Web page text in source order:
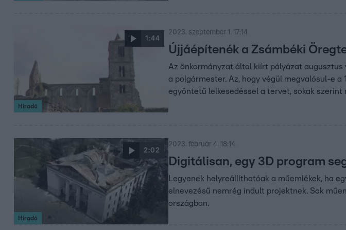
1:44
Híradó
2023. szeptember 1. 17:14
Újjáépítenék a Zsámbéki
Az önkormányzat által kiírt pályázat
a polgármester. Az, hogy végül megvalósul-e
egyöntetű lelkesedéssel a tervet, sokak
2:02
Híradó
2023. február 4. 18:14
Digitálisan, egy 3D program
Legyenek helyreállíthatóak a műemlékek, ha
elnevezésű nemrég indult projektnek. Sok
országban.